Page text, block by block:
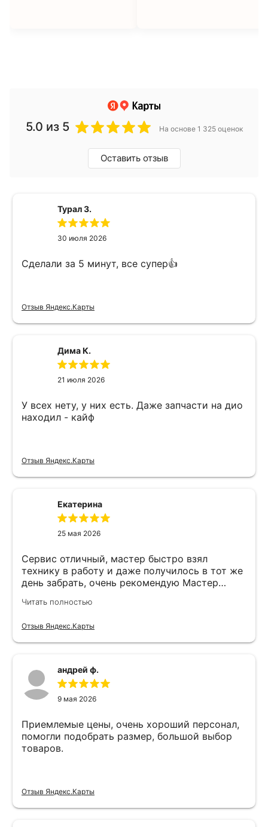
5.0 из 5 На основе 1 325 оценок
Оставить отзыв
Турал З.
30 июля 2026
Сделали за 5 минут, все супер👍
Отзыв Яндекс.Карты
Дима К.
21 июля 2026
У всех нету, у них есть. Даже запчасти на дио
находил - кайф
Отзыв Яндекс.Карты
Екатерина
25 мая 2026
Сервис отличный, мастер быстро взял
технику в работу и даже получилось в тот же
день забрать, очень рекомендую Мастер
Читать полностью
Отзыв Яндекс.Карты
андрей ф.
9 мая 2026
Приемлемые цены, очень хороший персонал,
помогли подобрать размер, большой выбор
товаров.
Отзыв Яндекс.Карты